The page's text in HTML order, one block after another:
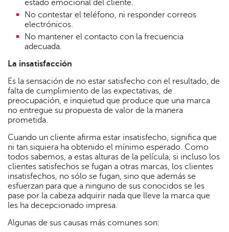
estado emocional del cliente.
No contestar el teléfono, ni responder correos
electrónicos.
No mantener el contacto con la frecuencia
adecuada.
La insatisfacción
Es la sensación de no estar satisfecho con el resultado, de
falta de cumplimiento de las expectativas, de
preocupación, e inquietud que produce que una marca
no entregue su propuesta de valor de la manera
prometida.
Cuando un cliente afirma estar insatisfecho, significa que
ni tan siquiera ha obtenido el mínimo esperado. Como
todos sabemos, a estas alturas de la película, si incluso los
clientes satisfechos se fugan a otras marcas, los clientes
insatisfechos, no sólo se fugan, sino que además se
esfuerzan para que a ninguno de sus conocidos se les
pase por la cabeza adquirir nada que lleve la marca que
les ha decepcionado impresa.
Algunas de sus causas más comunes son: